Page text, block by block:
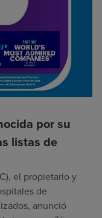
por su
listas de
el propietario y
de
anunció